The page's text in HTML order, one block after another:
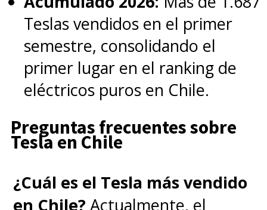
Teslas vendidos en el primer
semestre, consolidando el
primer lugar en el ranking de
eléctricos puros en Chile.
Preguntas frecuentes sobre
Tesla en Chile
¿Cuál es el Tesla más vendido
en Chile? Actualmente, el